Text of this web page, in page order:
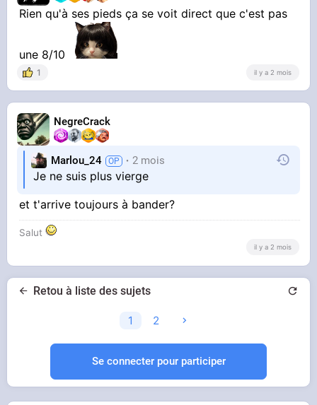
Rien qu'à ses pieds ça se voit direct que c'est pas
une 8/10
1 il y a 2 mois
NegreCrack
Marlou_24 2 mois
Je ne suis plus vierge
et t'arrive toujours à bander?
Salut
il y a 2 mois
Retou à liste des sujets
1 2
Se connecter pour participer